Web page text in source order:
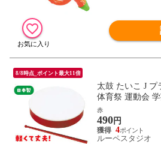
8/8時点_ポイント最大11倍
太鼓 たいこ J プ
体育祭 運動会
ンス 体操 踊り
ズ 小学生 おもち
赤
490円
4
ルーペスタジオ